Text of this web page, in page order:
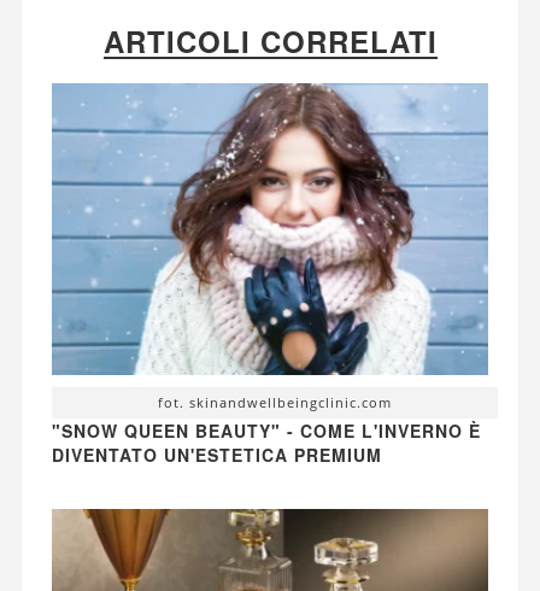
ARTICOLI CORRELATI
fot. skinandwellbeingclinic.com
"SNOW QUEEN BEAUTY" - COME L'INVERNO È
DIVENTATO UN'ESTETICA PREMIUM